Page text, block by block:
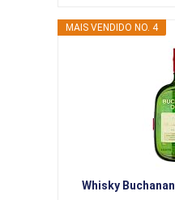
MAIS VENDIDO NO. 4
Whisky